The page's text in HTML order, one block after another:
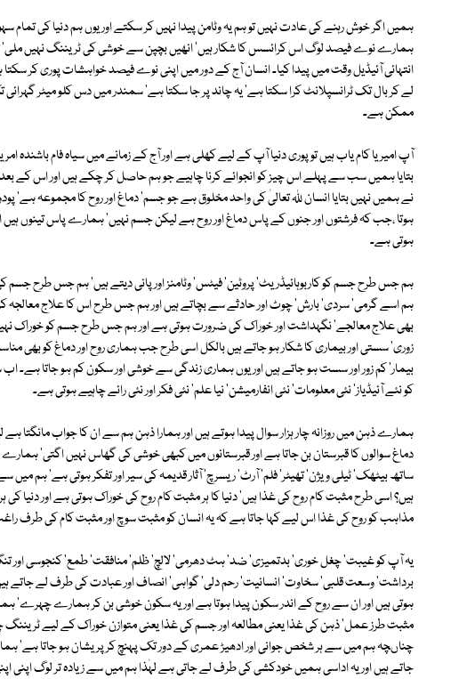
ہمیں اگر خوش رہنے کی عادت نہیں تو ہم یہ وٹامن پیدا نہیں کر سکتے اور یوں ہم دنیا کی تمام
ہمارے نوے فیصد لوگ اس کرائسس کا شکار ہیں' انھیں بچپن سے خوشی کی ٹریننگ نہیں ملی'
انتہائی آئیڈیل وقت میں پیدا کیا۔ انسان آج کے دور میں اپنی نوے فیصد خواہشات پوری کر
لے کر بال تک ٹرانسپلانٹ کرا سکتا ہے' یہ چاند پر جا سکتا ہے' سمندر میں دس کلو میٹر
ممکن ہے۔
آپ امیر یا کام یاب ہیں تو پوری دنیا آپ کے لیے کھلی ہے اور آج کے زمانے میں سیاہ فام باشندہ
بتایا ہمیں سب سے پہلے اس چیز کو انجوائے کرنا چاہیے جو ہم حاصل کر چکے ہیں اور اس کے
نے ہمیں نہیں بتایا انسان ﷲ تعالیٰ کی واحد مخلوق ہے جو جسم' دماغ اور روح کا مجموعہ ہے'
ہوتا ،جب کہ فرشتوں اور جنوں کے پاس دماغ اور روح ہے لیکن جسم نہیں' ہمارے پاس تینوں ہیں
ہوتی ہے۔
ہم جس طرح جسم کو کاربوہائیڈریٹ' پروٹین' فیٹس' وٹامنز اور پانی دیتے ہیں' ہم جس طرح جسم
ہم اسے گرمی' سردی' بارش' چوٹ اور حادثے سے بچاتے ہیں اور ہم جس طرح اس کا علاج معالجہ
بھی علاج معالجے' نگہداشت اور خوراک کی ضرورت ہوتی ہے اور ہم جس طرح جسم کو خوراک
زوری' سستی اور بیماری کا شکار ہو جاتے ہیں بالکل اسی طرح جب ہماری روح اور دماغ کو بھی
بیمار' کم زور اور سست ہو جاتے ہیں اور یوں ہماری زندگی سے خوشی اور سکون کم ہو جاتا ہے۔
کو نئے آئیڈیاز' نئی معلومات' نئی انفارمیشن' نیا علم' نئی فکر اور نئی رائے چاہیے ہوتی ہے۔
ہمارے ذہن میں روزانہ چار ہزار سوال پیدا ہوتے ہیں اور ہمارا ذہن ہم سے ان کا جواب مانگتا
دماغ سوالوں کا قبرستان بن جاتا ہے اور قبرستانوں میں کبھی خوشی کی گھاس نہیں اگتی'
ساتھ بیٹھک' ٹیلی ویژن' تھیٹر' فلم' آرٹ' ریسرچ' آثار قدیمہ کی سیر اور تفکر ہوتی ہے' ہم
ہیں؟ اسی طرح مثبت کام روح کی غذا ہیں' دنیا کا ہر مثبت کام روح کی خوراک ہوتی ہے اور دنیا
مذاہب کو روح کی غذا اس لیے کہا جاتا ہے کہ یہ انسان کو مثبت سوچ اور مثبت کام کی طرف
یہ آپ کو غیبت' چغل خوری' بدتمیزی' ضد' ہٹ دھرمی' لالچ' ظلم' منافقت' طمع' کنجوسی اور
برداشت' وسعت قلبی' سخاوت' انسانیت' رحم دلی' گواہی' انصاف اور عبادت کی طرف لے جاتے ہیں
ہوتی ہیں اور ان سے روح کے اندر سکون پیدا ہوتا ہے اور یہ سکون خوشی بن کر ہمارے چہرے'
مثبت طرز عمل' ذہن کی غذا یعنی مطالعہ اور جسم کی غذا یعنی متوازن خوراک کے لیے ٹریننگ
چناںچہ ہم میں سے ہر شخص جوانی اور ادھیڑ عمری کے دور تک پہنچ کر پریشان ہو جاتا ہے'
جاتے ہیں اور یہ اداسی ہمیں خودکشی کی طرف لے جاتی ہے لہٰذا ہم میں سے زیادہ تر لوگ